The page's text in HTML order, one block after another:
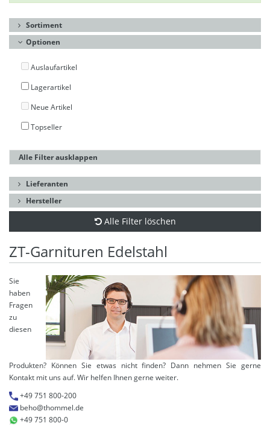
Sortiment
Optionen
Auslaufartikel
Lagerartikel
Neue Artikel
Topseller
Alle Filter ausklappen
Lieferanten
Hersteller
Alle Filter löschen
ZT-Garnituren Edelstahl
Sie
haben
Fragen
zu
diesen
Produkten? Können Sie etwas nicht finden? Dann nehmen Sie gerne
Kontakt mit uns auf. Wir helfen Ihnen gerne weiter.
+49 751 800-200
beho@thommel.de
+49 751 800-0